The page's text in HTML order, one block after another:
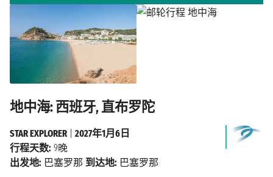
地中海: 西班牙, 直布罗陀
STAR EXPLORER| 2027年1月6日
行程天数: 9晚
出发地: 巴塞罗那 到达地: 巴塞罗那